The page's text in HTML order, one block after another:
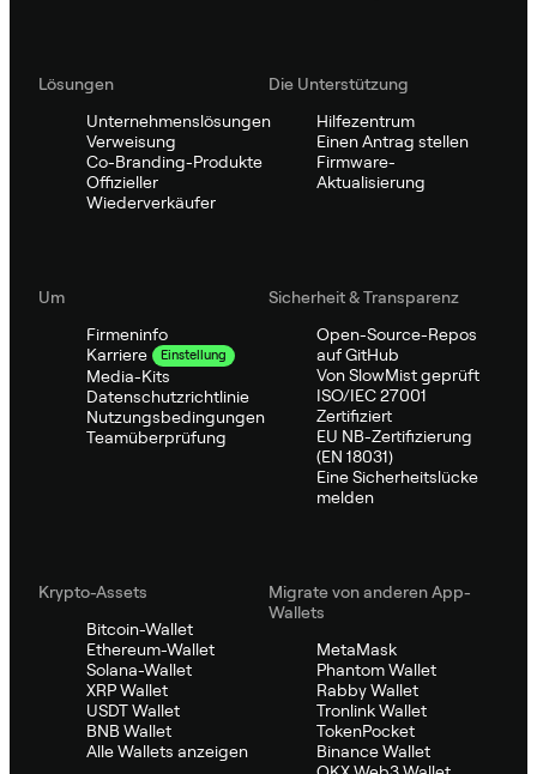
Lösungen
Unternehmenslösungen
Verweisung
Co-Branding-Produkte
Offizieller
Wiederverkäufer
Die Unterstützung
Hilfezentrum
Einen Antrag stellen
Firmware-
Aktualisierung
Um
Firmeninfo
Karriere
Einstellung
Media-Kits
Datenschutzrichtlinie
Nutzungsbedingungen
Teamüberprüfung
Sicherheit & Transparenz
Open-Source-Repos
auf GitHub
Von SlowMist geprüft
ISO/IEC 27001
Zertifiziert
EU NB-Zertifizierung
(EN 18031)
Eine Sicherheitslücke
melden
Krypto-Assets
Bitcoin-Wallet
Ethereum-Wallet
Solana-Wallet
XRP Wallet
USDT Wallet
BNB Wallet
Alle Wallets anzeigen
Migrate von anderen App-
Wallets
MetaMask
Phantom Wallet
Rabby Wallet
Tronlink Wallet
TokenPocket
Binance Wallet